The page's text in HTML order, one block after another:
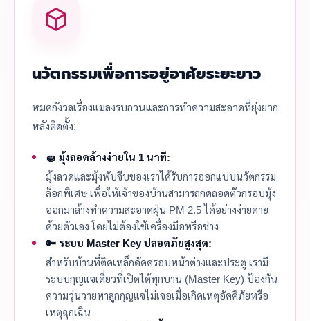
นวัตกรรมเพื่อการอยู่อาศัยระยะยาว
หมดกังวลเรื่องแมลงรบกวนและการทำความสะอาดที่ยุ่งยาก
หลังติดตั้ง:
🧽 มุ้งถอดล้างง่ายใน 1 นาที:
มุ้งลวดและมุ้งพับจีบของเราได้รับการออกแบบนวัตกรรม
ล็อกพิเศษ เพื่อให้เจ้าของบ้านสามารถกดถอดตัวกรอบมุ้ง
ออกมาล้างทำความสะอาดฝุ่น PM 2.5 ได้อย่างง่ายดาย
ด้วยตัวเอง โดยไม่ต้องใช้เครื่องมือหรือช่าง
🔑 ระบบ Master Key ปลอดภัยสูงสุด:
สำหรับบ้านที่ติดเหล็กดัดครอบหน้าต่างและประตู เรามี
ระบบกุญแจเดี่ยวที่เปิดได้ทุกบาน (Master Key) ป้องกัน
ความวุ่นวายหาลูกกุญแจไม่เจอเมื่อเกิดเหตุอัคคีภัยหรือ
เหตุฉุกเฉิน